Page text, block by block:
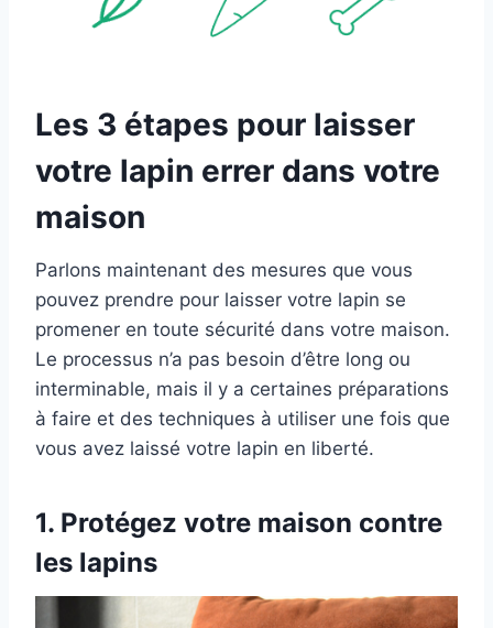
Les 3 étapes pour laisser
votre lapin errer dans votre
maison
Parlons maintenant des mesures que vous
pouvez prendre pour laisser votre lapin se
promener en toute sécurité dans votre maison.
Le processus n’a pas besoin d’être long ou
interminable, mais il y a certaines préparations
à faire et des techniques à utiliser une fois que
vous avez laissé votre lapin en liberté.
1. Protégez votre maison contre
les lapins